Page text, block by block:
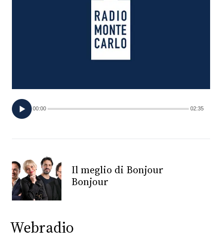
TV
PRINCIPATO
MONACO
RMC
CONSIGLIA
00:00 02:35
Il meglio di Bonjour
Bonjour
Webradio